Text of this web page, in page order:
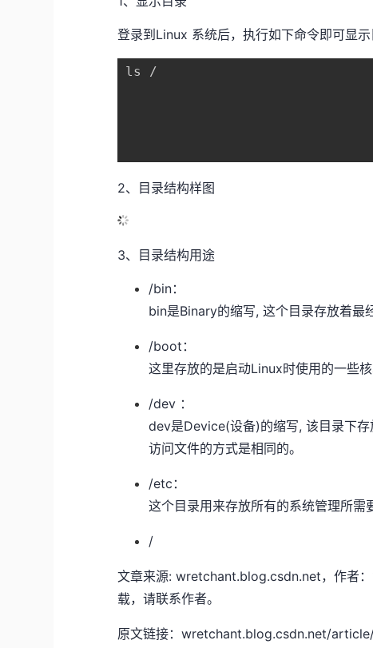
登录到Linux 系统后，执行如下命令即可显示
ls /
2、目录结构样图
3、目录结构用途
/bin：
bin是Binary的缩写, 这个目录存放着最
/boot：
这里存放的是启动Linux时使用的一些
/dev ：
dev是Device(设备)的缩写, 该目录下
访问文件的方式是相同的。
/etc：
这个目录用来存放所有的系统管理所需
/
文章来源: wretchant.blog.csdn.net，作者
载，请联系作者。
原文链接：wretchant.blog.csdn.net/